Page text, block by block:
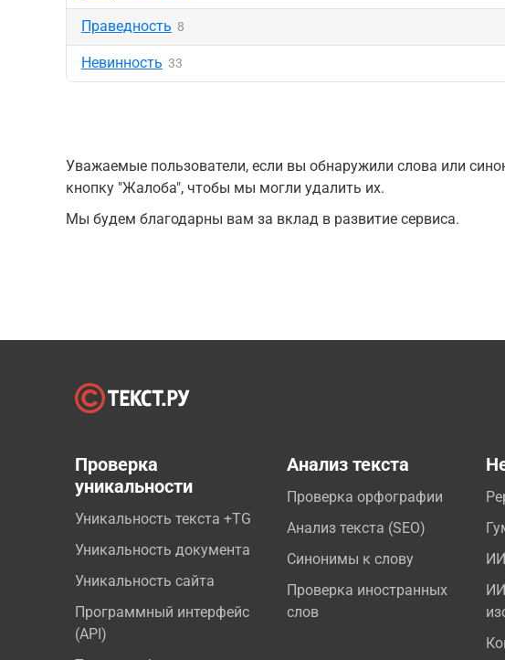
Праведность 8
Невинность 33
Уважаемые пользователи, если вы обнаружили слова или
кнопку "Жалоба", чтобы мы могли удалить их.
Мы будем благодарны вам за вклад в развитие сервиса.
Проверка
уникальности
Уникальность текста +TG
Уникальность документа
Уникальность сайта
Программный интерфейс
(API)
Анализ текста
Проверка орфографии
Анализ текста (SEO)
Синонимы к слову
Проверка иностранных
слов